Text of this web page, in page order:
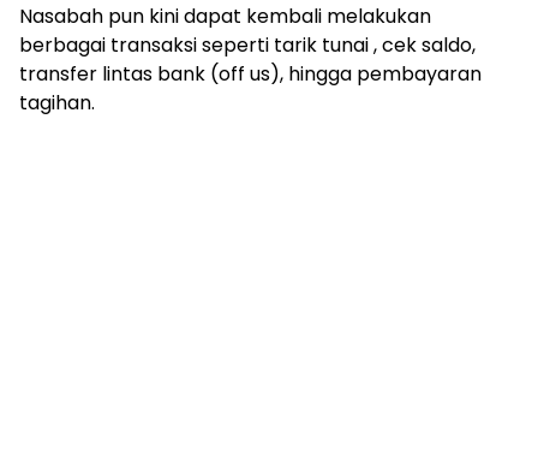
Nasabah pun kini dapat kembali melakukan
berbagai transaksi seperti tarik tunai , cek saldo,
transfer lintas bank (off us), hingga pembayaran
tagihan.